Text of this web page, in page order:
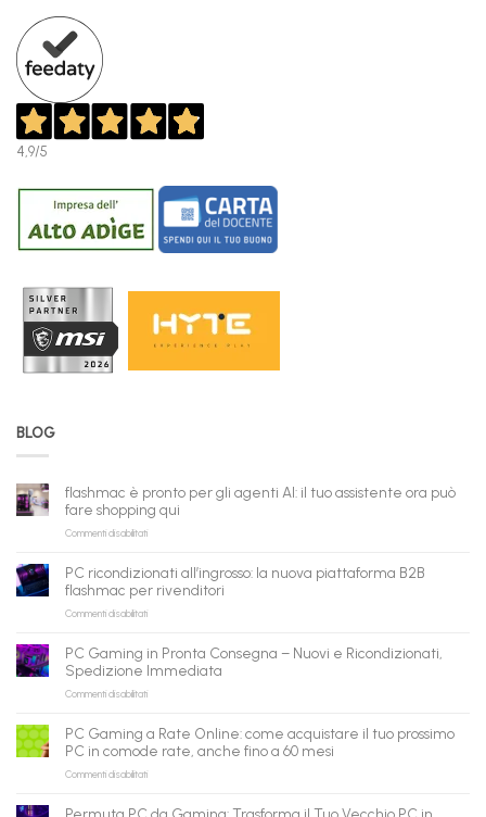
4,9/5
BLOG
flashmac è pronto per gli agenti AI: il tuo assistente ora può
fare shopping qui
Commenti disabilitatisu
pronto
per
gli
il
tuo
assistente
può
fare
shopping
qui
PC ricondizionati all’ingrosso: la nuova piattaforma B2B
flashmac per rivenditori
Commenti disabilitatisu
all’ingrosso:
la
nuova
B2B
flashmac
per
rivenditori
PC Gaming in Pronta Consegna – Nuovi e Ricondizionati,
Spedizione Immediata
Commenti disabilitatisu
in
Pronta
Consegna
Nuovi
PC Gaming a Rate Online: come acquistare il tuo prossimo
PC in comode rate, anche fino a 60 mesi
Commenti disabilitatisu
Permuta PC da Gaming: Trasforma il Tuo Vecchio PC in